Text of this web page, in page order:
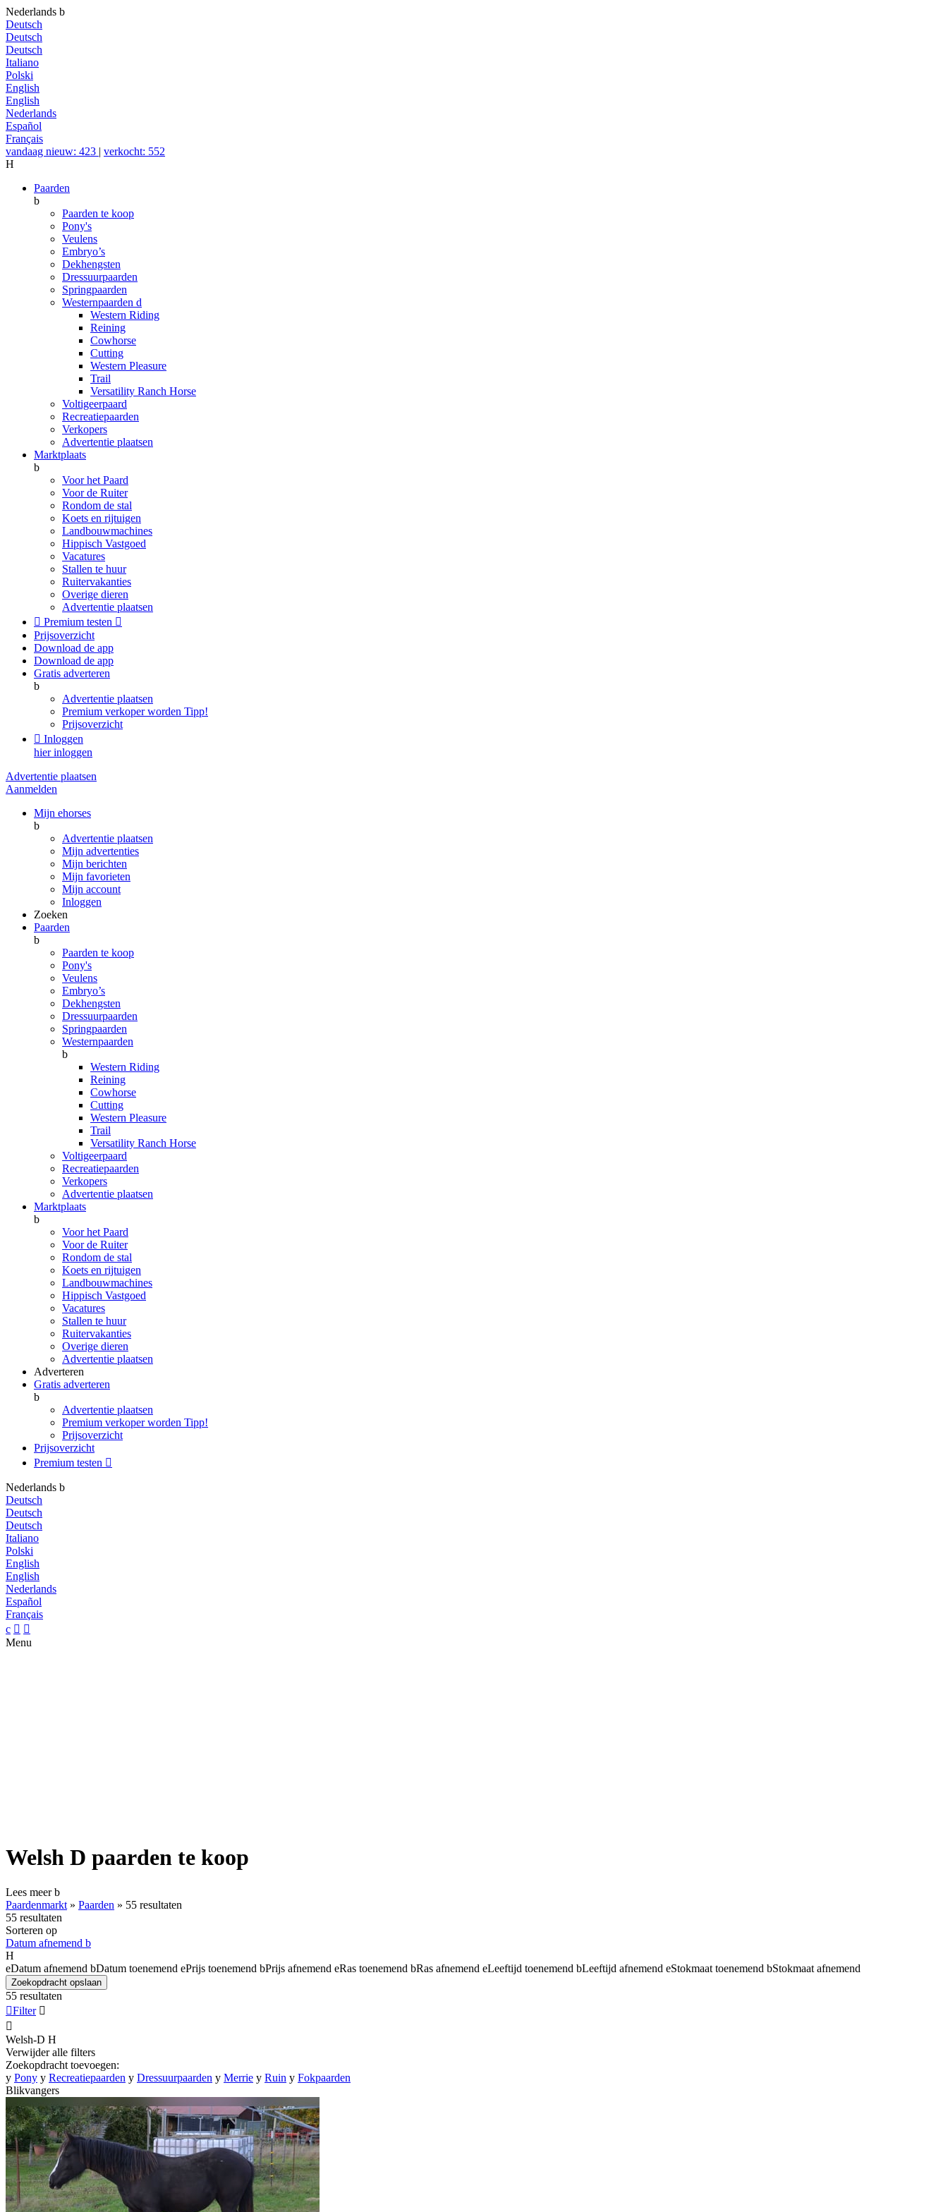
Nederlands b
Deutsch
Deutsch
Deutsch
Italiano
Polski
English
English
Nederlands
Español
Français
vandaag nieuw: 423 | verkocht: 552
H
Paarden
b
Paarden te koop
Pony's
Veulens
Embryo’s
Dekhengsten
Dressuurpaarden
Springpaarden
Westernpaarden d
Western Riding
Reining
Cowhorse
Cutting
Western Pleasure
Trail
Versatility Ranch Horse
Voltigeerpaard
Recreatiepaarden
Verkopers
Advertentie plaatsen
Marktplaats
b
Voor het Paard
Voor de Ruiter
Rondom de stal
Koets en rijtuigen
Landbouwmachines
Hippisch Vastgoed
Vacatures
Stallen te huur
Ruitervakanties
Overige dieren
Advertentie plaatsen
 Premium testen 
Prijsoverzicht
Download de app
Download de app
Gratis adverteren
b
Advertentie plaatsen
Premium verkoper worden Tipp!
Prijsoverzicht
 Inloggen
hier inloggen
Advertentie plaatsen
Aanmelden
Mijn ehorses
b
Advertentie plaatsen
Mijn advertenties
Mijn berichten
Mijn favorieten
Mijn account
Inloggen
Zoeken
Paarden
b
Paarden te koop
Pony's
Veulens
Embryo’s
Dekhengsten
Dressuurpaarden
Springpaarden
Westernpaarden
b
Western Riding
Reining
Cowhorse
Cutting
Western Pleasure
Trail
Versatility Ranch Horse
Voltigeerpaard
Recreatiepaarden
Verkopers
Advertentie plaatsen
Marktplaats
b
Voor het Paard
Voor de Ruiter
Rondom de stal
Koets en rijtuigen
Landbouwmachines
Hippisch Vastgoed
Vacatures
Stallen te huur
Ruitervakanties
Overige dieren
Advertentie plaatsen
Adverteren
Gratis adverteren
b
Advertentie plaatsen
Premium verkoper worden Tipp!
Prijsoverzicht
Prijsoverzicht
Premium testen 
Nederlands b
Deutsch
Deutsch
Deutsch
Italiano
Polski
English
English
Nederlands
Español
Français
c  
Menu
Welsh D paarden te koop
Lees meerb
Paardenmarkt » Paarden » 55 resultaten
55 resultaten
Sorteren op
Datum afnemend b
H
eDatum afnemend bDatum toenemend ePrijs toenemend bPrijs afnemend eRas toenemend bRas afnemend eLeeftijd toenemend bLeeftijd afnemend eStokmaat toenemend bStokmaat afnemend
Zoekopdracht opslaan
55 resultaten
Filter 

Welsh-D H
Verwijder alle filters
Zoekopdracht toevoegen:
y Pony y Recreatiepaarden y Dressuurpaarden y Merrie y Ruin y Fokpaarden
Blikvangers